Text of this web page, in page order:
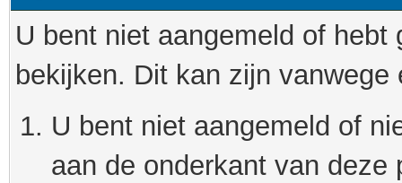
U bent niet aangemeld of
bekijken. Dit kan zijn
U bent niet aangemeld of
aan de onderkant van